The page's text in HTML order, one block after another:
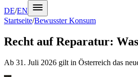
DE/EN
Startseite/Bewusster Konsum
Recht auf Reparatur:
Ab 31. Juli 2026 gilt in Österreich das